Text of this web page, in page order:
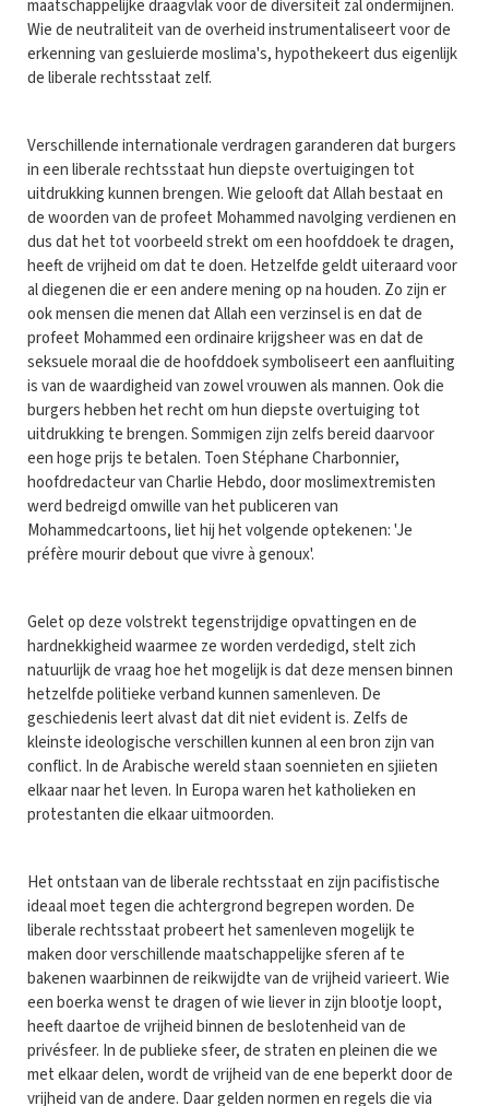
maatschappelijke draagvlak voor de diversiteit zal ondermijnen.
Wie de neutraliteit van de overheid instrumentaliseert voor de
erkenning van gesluierde moslima's, hypothekeert dus eigenlijk
de liberale rechtsstaat zelf.
Verschillende internationale verdragen garanderen dat burgers
in een liberale rechtsstaat hun diepste overtuigingen tot
uitdrukking kunnen brengen. Wie gelooft dat Allah bestaat en
de woorden van de profeet Mohammed navolging verdienen en
dus dat het tot voorbeeld strekt om een hoofddoek te dragen,
heeft de vrijheid om dat te doen. Hetzelfde geldt uiteraard voor
al diegenen die er een andere mening op na houden. Zo zijn er
ook mensen die menen dat Allah een verzinsel is en dat de
profeet Mohammed een ordinaire krijgsheer was en dat de
seksuele moraal die de hoofddoek symboliseert een aanfluiting
is van de waardigheid van zowel vrouwen als mannen. Ook die
burgers hebben het recht om hun diepste overtuiging tot
uitdrukking te brengen. Sommigen zijn zelfs bereid daarvoor
een hoge prijs te betalen. Toen Stéphane Charbonnier,
hoofdredacteur van Charlie Hebdo, door moslimextremisten
werd bedreigd omwille van het publiceren van
Mohammedcartoons, liet hij het volgende optekenen: 'Je
préfère mourir debout que vivre à genoux'.
Gelet op deze volstrekt tegenstrijdige opvattingen en de
hardnekkigheid waarmee ze worden verdedigd, stelt zich
natuurlijk de vraag hoe het mogelijk is dat deze mensen binnen
hetzelfde politieke verband kunnen samenleven. De
geschiedenis leert alvast dat dit niet evident is. Zelfs de
kleinste ideologische verschillen kunnen al een bron zijn van
conflict. In de Arabische wereld staan soennieten en sjiieten
elkaar naar het leven. In Europa waren het katholieken en
protestanten die elkaar uitmoorden.
Het ontstaan van de liberale rechtsstaat en zijn pacifistische
ideaal moet tegen die achtergrond begrepen worden. De
liberale rechtsstaat probeert het samenleven mogelijk te
maken door verschillende maatschappelijke sferen af te
bakenen waarbinnen de reikwijdte van de vrijheid varieert. Wie
een boerka wenst te dragen of wie liever in zijn blootje loopt,
heeft daartoe de vrijheid binnen de beslotenheid van de
privésfeer. In de publieke sfeer, de straten en pleinen die we
met elkaar delen, wordt de vrijheid van de ene beperkt door de
vrijheid van de andere. Daar gelden normen en regels die via